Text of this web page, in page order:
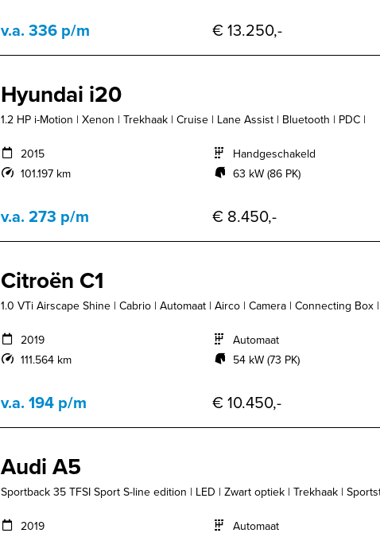
v.a. 336 p/m € 13.250,-
Hyundai i20
1.2 HP i-Motion | Xenon | Trekhaak | Cruise | Lane Assist | Bluetooth | PDC |
2015
101.197 km
Handgeschakeld
63 kW (86 PK)
v.a. 273 p/m € 8.450,-
Citroën C1
1.0 VTi Airscape Shine | Cabrio | Automaat | Airco | Camera | Connecting Box
2019
111.564 km
Automaat
54 kW (73 PK)
v.a. 194 p/m € 10.450,-
Audi A5
Sportback 35 TFSI Sport S-line edition | LED | Zwart optiek | Trekhaak |
2019
Automaat